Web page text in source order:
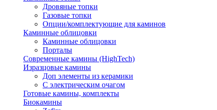
Дровяные топки
Газовые топки
Опции/комплектующие для каминов
Каминные облицовки
Каминные облицовки
Порталы
Современные камины (HighTech)
Изразцовые камины
Доп элементы из керамики
С электрическим очагом
Готовые камины, комплекты
Биокамины